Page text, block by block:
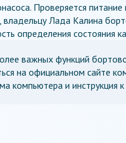
Проверяется
владельцу Лада Калина
определения состояния
важных функций
на официальном сайте
компьютера и инструкция к